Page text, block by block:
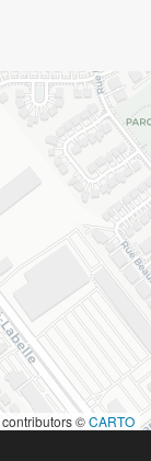
contributors ©CARTO